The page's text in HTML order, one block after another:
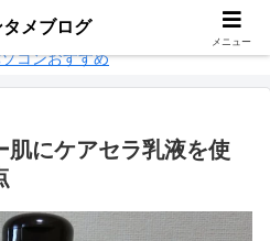
楽天モバイル乗り換え
コンおすすめ
肌にケアセラ乳液を使
メブログ
メニュー